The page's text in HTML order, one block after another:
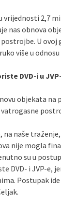
vrijednosti 2,7
nas obnova
U ovoj
više u
DVD-i u
objekata
na naše
nije mogla
su u
DVD- i JVP-e,
Postupak